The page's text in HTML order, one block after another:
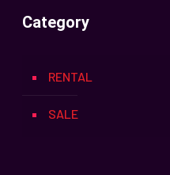
Category
RENTAL
SALE